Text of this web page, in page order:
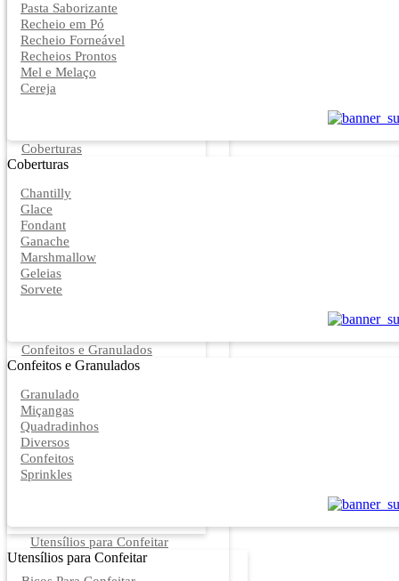
Pasta Saborizante
Recheio em Pó
Recheio Forneável
Recheios Prontos
Mel e Melaço
Cereja
Coberturas
Coberturas
Chantilly
Glace
Fondant
Ganache
Marshmallow
Geleias
Sorvete
Confeitos e Granulados
Confeitos e Granulados
Granulado
Miçangas
Quadradinhos
Diversos
Confeitos
Sprinkles
Utensílios para Confeitar
Utensílios para Confeitar